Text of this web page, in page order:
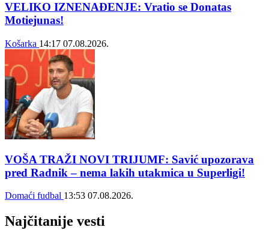
VELIKO IZNENAĐENJE: Vratio se Donatas
Motiejunas!
Košarka 14:17 07.08.2026.
VOŠA TRAŽI NOVI TRIJUMF: Savić upozorava
pred Radnik – nema lakih utakmica u Superligi!
Domaći fudbal 13:53 07.08.2026.
Najčitanije vesti